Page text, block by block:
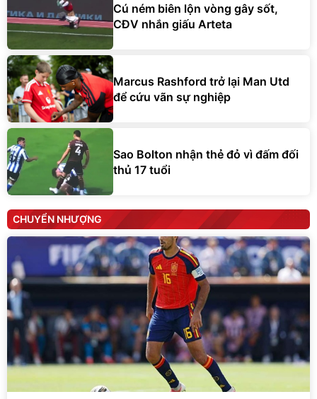
Cú ném biên lộn vòng gây sốt,
CĐV nhắn giấu Arteta
Marcus Rashford trở lại Man Utd
để cứu vãn sự nghiệp
Sao Bolton nhận thẻ đỏ vì đấm đối
thủ 17 tuổi
CHUYỂN NHƯỢNG